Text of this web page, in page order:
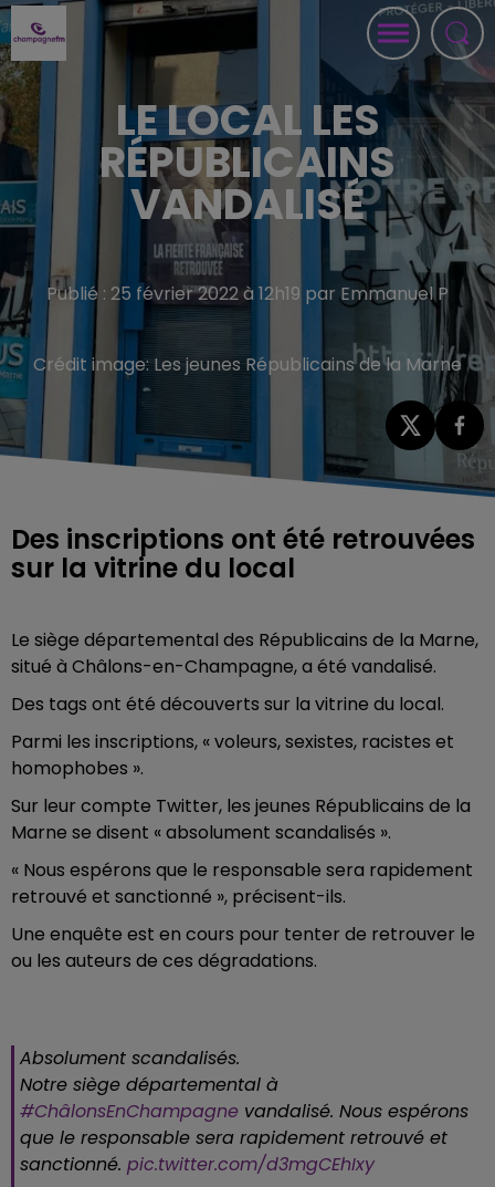
LE LOCAL LES
RÉPUBLICAINS
VANDALISÉ
Publié : 25 février 2022 à 12h19 par Emmanuel P
Crédit image: Les jeunes Républicains de la Marne
Des inscriptions ont été retrouvées
sur la vitrine du local
Le siège départemental des Républicains de la Marne,
situé à Châlons-en-Champagne, a été vandalisé.
Des tags ont été découverts sur la vitrine du local.
Parmi les inscriptions, « voleurs, sexistes, racistes et
homophobes ».
Sur leur compte Twitter, les jeunes Républicains de la
Marne se disent « absolument scandalisés ».
« Nous espérons que le responsable sera rapidement
retrouvé et sanctionné », précisent-ils.
Une enquête est en cours pour tenter de retrouver le
ou les auteurs de ces dégradations.
Absolument scandalisés.
Notre siège départemental à
#ChâlonsEnChampagne vandalisé. Nous espérons
que le responsable sera rapidement retrouvé et
sanctionné. pic.twitter.com/d3mgCEhIxy